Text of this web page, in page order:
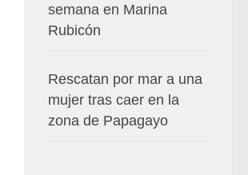
semana en Marina
Rubicón
Rescatan por mar a una
mujer tras caer en la
zona de Papagayo